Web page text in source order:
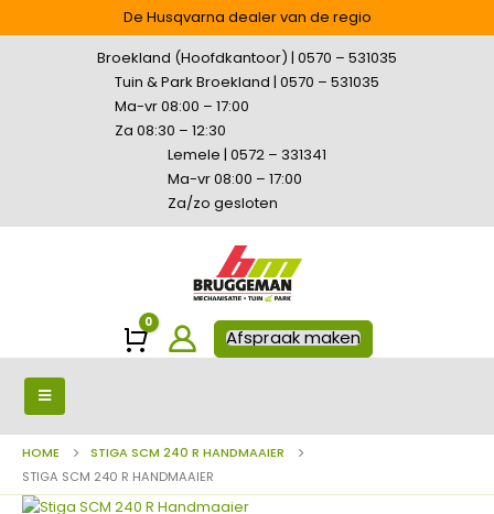
De Husqvarna dealer van de regio
Broekland (Hoofdkantoor) | 0570 – 531035
Tuin & Park Broekland | 0570 – 531035
Ma-vr 08:00 – 17:00
Za 08:30 – 12:30
Lemele | 0572 – 331341
Ma-vr 08:00 – 17:00
Za/zo gesloten
Winkelwagen
0
Afspraak maken
HOME
STIGA SCM 240 R HANDMAAIER
STIGA SCM 240 R HANDMAAIER